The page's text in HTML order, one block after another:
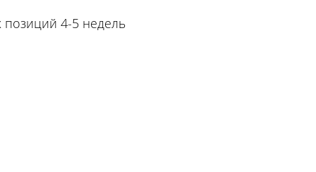
позиций 4-5 недель